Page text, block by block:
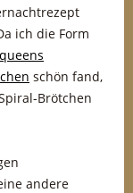
ich die Form
schön fand,
Brötchen
andere